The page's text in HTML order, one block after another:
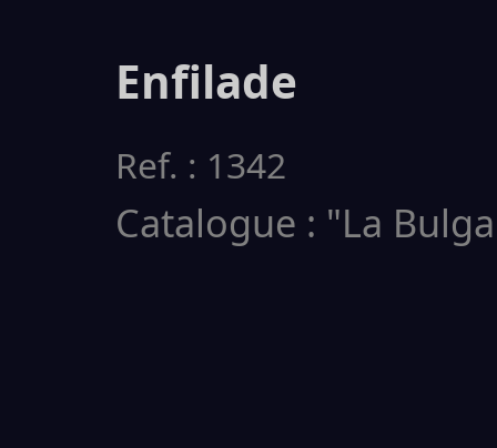
Enfilade
Ref. : 1342
Catalogue : "La